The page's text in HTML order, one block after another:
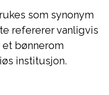
som synonym
refererer vanligvis
bønnerom
institusjon.